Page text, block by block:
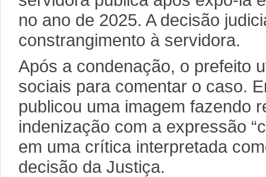
no ano de 2025. A decisão
constrangimento à servidora.
Após a condenação, o prefeito
sociais para comentar o caso.
publicou uma imagem fazendo
indenização com a expressão
em uma crítica interpretada
decisão da Justiça.